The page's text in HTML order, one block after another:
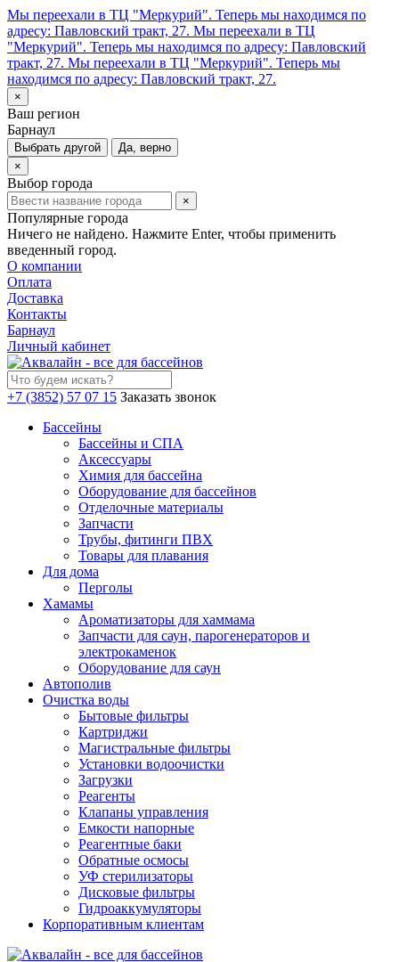
Мы переехали в ТЦ "Меркурий". Теперь мы находимся по
адресу: Павловский тракт, 27. Мы переехали в ТЦ
"Меркурий". Теперь мы находимся по адресу: Павловский
тракт, 27. Мы переехали в ТЦ "Меркурий". Теперь мы
находимся по адресу: Павловский тракт, 27.
×
Ваш регион
Барнаул
Выбрать другой
Да, верно
×
Выбор города
×
Популярные города
Ничего не найдено. Нажмите Enter, чтобы применить
введенный город.
О компании
Оплата
Доставка
Контакты
Барнаул
Личный кабинет
+7 (3852) 57 07 15 Заказать звонок
Бассейны
Бассейны и СПА
Аксессуары
Химия для бассейна
Оборудование для бассейнов
Отделочные материалы
Запчасти
Трубы, фитинги ПВХ
Товары для плавания
Для дома
Перголы
Хамамы
Ароматизаторы для хаммама
Запчасти для саун, парогенераторов и
электрокаменок
Оборудование для саун
Автополив
Очистка воды
Бытовые фильтры
Картриджи
Магистральные фильтры
Установки водоочистки
Загрузки
Реагенты
Клапаны управления
Емкости напорные
Реагентные баки
Обратные осмосы
УФ стерилизаторы
Дисковые фильтры
Гидроаккумуляторы
Корпоративным клиентам